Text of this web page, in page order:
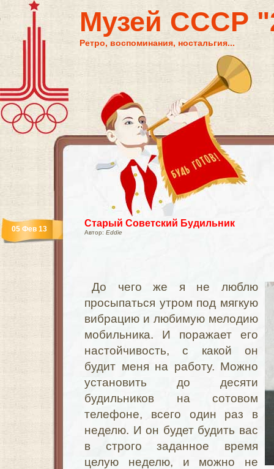
Музей СССР
Ретро, воспоминания, ностальгия...
Старый Советский Будильник
Автор: Eddie
05 Фев 13
До чего же я не люблю
просыпаться утром под мягкую
вибрацию и любимую мелодию
мобильника. И поражает его
настойчивость, с какой он
будит меня на работу. Можно
установить до десяти
будильников на сотовом
телефоне, всего один раз в
неделю. И он будет будить вас
в строго заданное время
целую неделю, и можно не